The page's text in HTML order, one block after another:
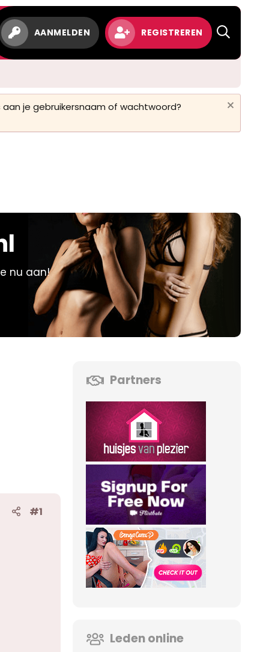
AANMELDEN REGISTREREN
je gebruikersnaam of wachtwoord?
nu aan!
#1
Partners
Leden online